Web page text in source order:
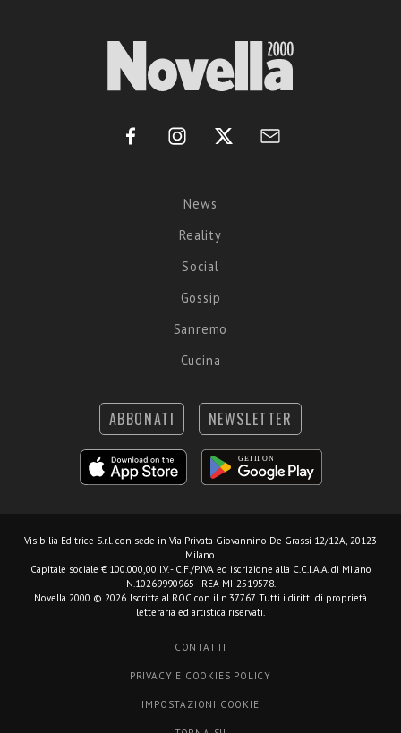
News
Reality
Social
Gossip
Sanremo
Cucina
ABBONATI NEWSLETTER
Visibilia Editrice S.r.l. con sede in Via Privata Giovannino De Grassi 12/12A, 20123
Milano.
Capitale sociale € 100.000,00 I.V. - C.F./P.IVA ed iscrizione alla C.C.I.A.A. di Milano
N.10269990965 - REA MI-2519578.
Novella 2000 © 2026. Iscritta al ROC con il n.37767. Tutti i diritti di proprietà
letteraria ed artistica riservati.
CONTATTI
PRIVACY E COOKIES POLICY
IMPOSTAZIONI COOKIE